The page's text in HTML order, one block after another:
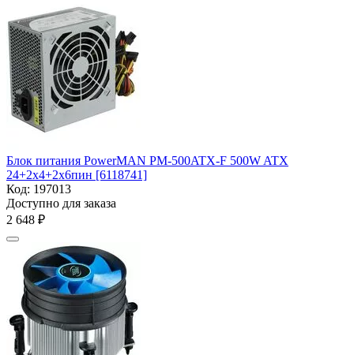
Блок питания PowerMAN PM-500ATX-F 500W ATX
24+2x4+2x6пин [6118741]
Код: 197013
Доступно для заказа
2 648 ₽